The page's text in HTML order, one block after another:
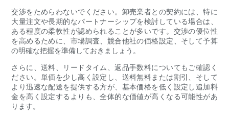
交渉をためらわないでください。卸売業者との契約には、特に
大量注文や長期的なパートナーシップを検討している場合は、
ある程度の柔軟性が認められることが多いです。交渉の優位性
を高めるために、市場調査、競合他社の価格設定、そして予算
の明確な把握を準備しておきましょう。
さらに、送料、リードタイム、返品手数料についてもご確認く
ださい。単価を少し高く設定し、送料無料または割引、そして
より迅速な配送を提供する方が、基本価格を低く設定し追加料
金を高く設定するよりも、全体的な価値が高くなる可能性があ
ります。